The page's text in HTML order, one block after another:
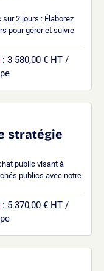
2 jours : Élaborez
pour gérer et suivre
: 3 580,00 € HT /
stratégie
public visant à
publics avec notre
: 5 370,00 € HT /